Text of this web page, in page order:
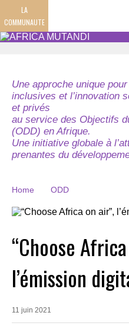
LA
COMMUNAUTE
Une approche unique
inclusives et l’innovation
et privés
au service des Objectifs
(ODD) en Afrique.
Une initiative globale à
prenantes du
Home ODD
“Choose
l’émission
11 juin 2021